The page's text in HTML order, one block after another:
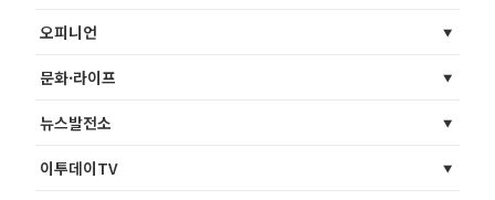
오피니언
문화·라이프
뉴스발전소
이투데이TV